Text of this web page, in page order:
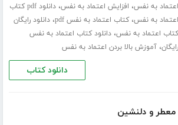
اعتماد به نفس، افزایش اعتماد به نفس،
دانلود pdf کتاب
اعتماد به نفس،کتاب اعتماد به نفس pdf ،دانلود رایگان
کتاب اعتماد به نفس،دانلود کتاب اعتماد به نفس
رایگان،آموزش بالا بردن اعتماد به نفس
دانلود کتاب
معطر و دلنشین